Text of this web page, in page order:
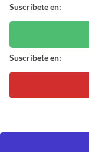
Suscríbete en:
Suscríbete en: